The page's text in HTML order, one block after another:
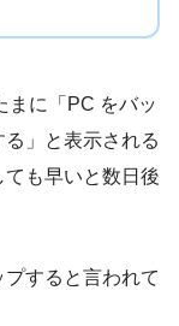
まに「PC をバッ
」と表示される
も早いと数日後
すると言われて